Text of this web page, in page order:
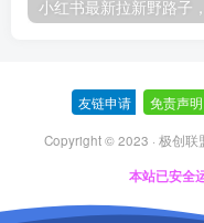
友链申请 免责声明
Copyright © 2023 · 极创联
本站已安全